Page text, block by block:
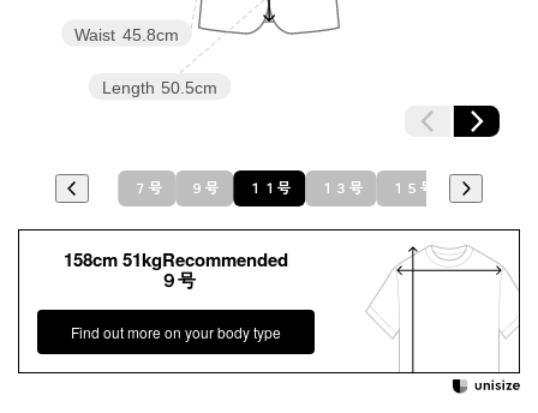
Length 50.5cm
Waist 45.8cm
７号 ９号 １１号 １３号 １５号
158cm 51kgRecommended
９号
Find out more on your body type